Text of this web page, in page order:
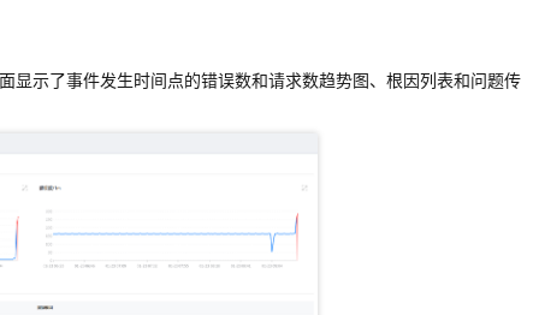
显示了事件发生时间点的错误数和请求数趋势图、根因列表和问题传
显示了事件发生时间点的错误数和请求数趋势图、根因列表和问题传